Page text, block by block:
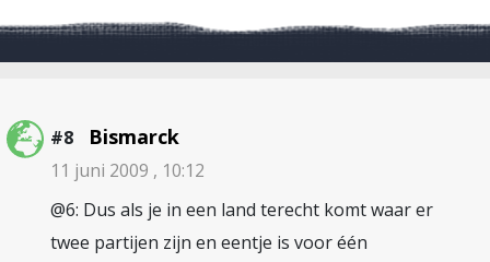
#8 Bismarck
11 juni 2009 , 10:12
@6: Dus als je in een land terecht komt waar er
twee partijen zijn en eentje is voor één